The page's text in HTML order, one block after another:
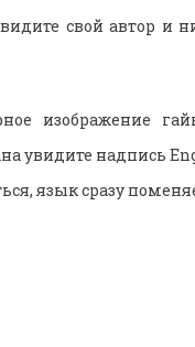
свой автор и
изображение
увидите надпись
язык сразу